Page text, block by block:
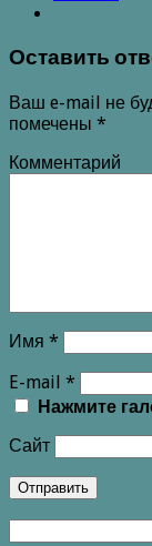
Оставить
Ваш e-mail не
помечены *
Комментарий
Имя *
E-mail *
Нажмите
Сайт